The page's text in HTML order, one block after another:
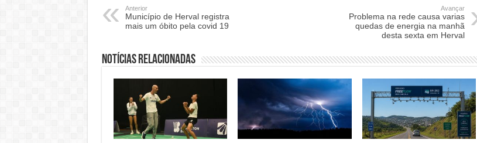
Anterior
Município de Herval registra
mais um óbito pela covid 19
Avançar
Problema na rede causa varias
quedas de energia na manhã
desta sexta em Herval
Notícias relacionadas